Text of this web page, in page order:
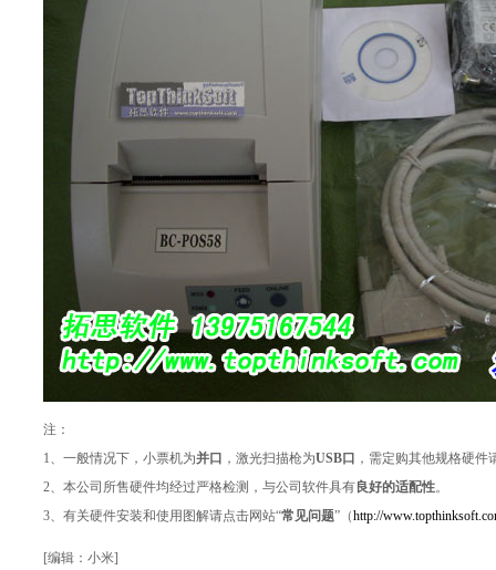
注：
1、一般情况下，小票机为并口 ，激光扫描枪为USB口 ，需定购其他规格硬件
2、本公司所售硬件均经过严格检测，与公司软件具有 良好的适配性。
3、有关硬件安装和使用图解请点击网站“常见问题”（http://
[编辑：小米]